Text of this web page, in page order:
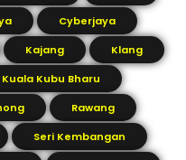
Cyberjaya
Kajang
Klang
Kuala Kubu Bharu
Rawang
Seri Kembangan